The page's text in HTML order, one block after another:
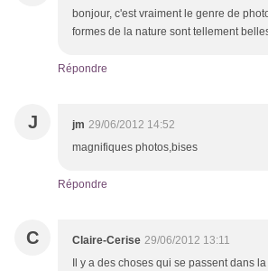
bonjour, c'est vraiment le genre de
formes de la nature sont tellement
Répondre
J jm 29/06/2012 14:52
magnifiques photos,bises
Répondre
C Claire-Cerise 29/06/2012 13:11
Il y a des choses qui se passent dans